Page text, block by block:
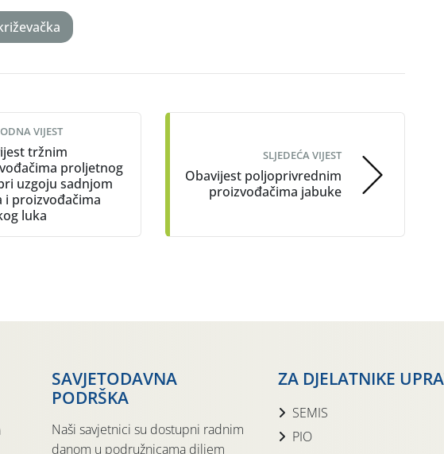
VIJEST
tržnim
proljetnog
uzgoju sadnjom
i proizvođačima
luka
SLJEDEĆA VIJEST
Obavijest poljoprivrednim
proizvođačima jabuke
SAVJETODAVNA
PODRŠKA
Naši savjetnici su dostupni radnim
danom u podružnicama diljem
ZA DJELATNIKE
SEMIS
PIO